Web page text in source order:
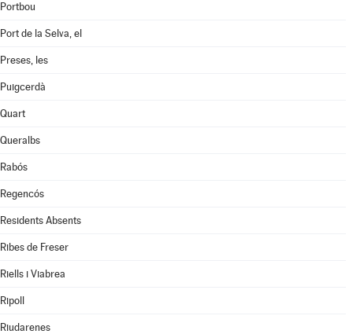
Portbou
Port de la Selva, el
Preses, les
Puigcerdà
Quart
Queralbs
Rabós
Regencós
Residents Absents
Ribes de Freser
Riells i Viabrea
Ripoll
Riudarenes